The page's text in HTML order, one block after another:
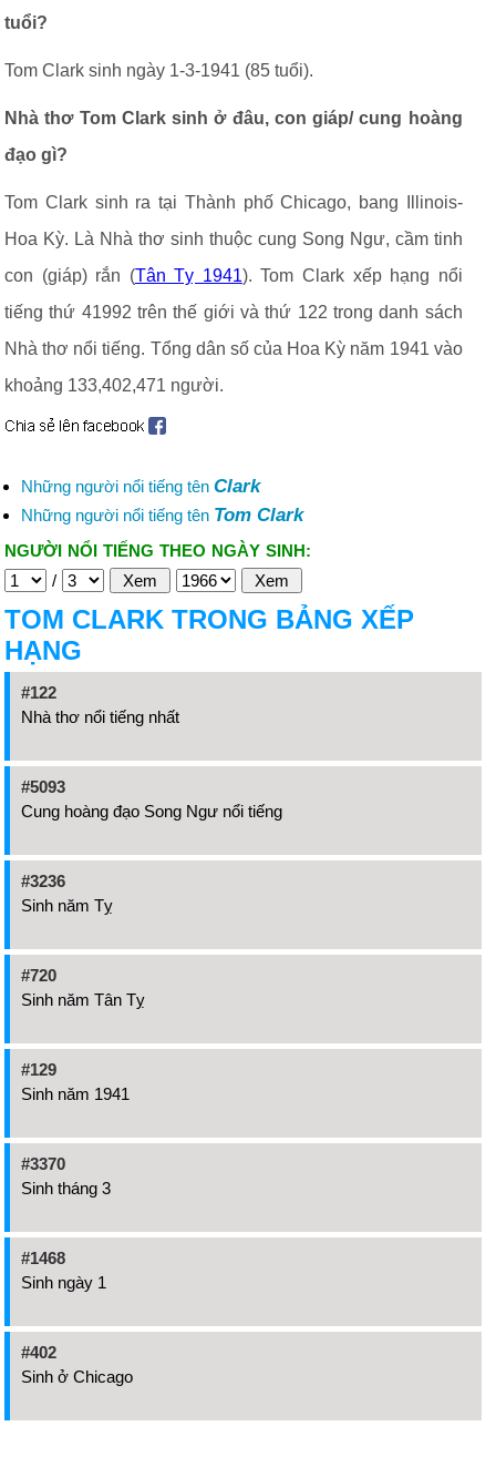
tuổi?
Tom Clark sinh ngày 1-3-1941 (85 tuổi).
Nhà thơ Tom Clark sinh ở đâu, con giáp/ cung hoàng
đạo gì?
Tom Clark sinh ra tại Thành phố Chicago, bang Illinois-
Hoa Kỳ. Là Nhà thơ sinh thuộc cung Song Ngư, cầm tinh
con (giáp) rắn (Tân Tỵ 1941). Tom Clark xếp hạng nổi
tiếng thứ 41992 trên thế giới và thứ 122 trong danh sách
Nhà thơ nổi tiếng. Tổng dân số của Hoa Kỳ năm 1941 vào
khoảng 133,402,471 người.
Những người nổi tiếng tên Clark
Những người nổi tiếng tên Tom Clark
NGƯỜI NỔI TIẾNG THEO NGÀY SINH:
/
TOM CLARK TRONG BẢNG XẾP
HẠNG
#122
Nhà thơ nổi tiếng nhất
#5093
Cung hoàng đạo Song Ngư nổi tiếng
#3236
Sinh năm Tỵ
#720
Sinh năm Tân Tỵ
#129
Sinh năm 1941
#3370
Sinh tháng 3
#1468
Sinh ngày 1
#402
Sinh ở Chicago